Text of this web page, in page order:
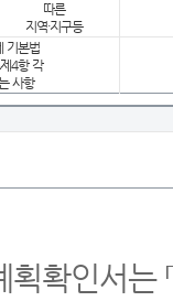
따른
지역·지구등
기본법
제4항 각
사항
확인서는